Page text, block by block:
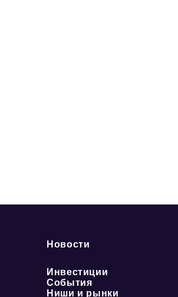
Новости
Инвестиции
События
Ниши и рынки